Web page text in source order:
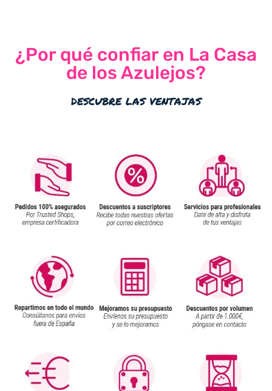
¿Por qué confiar en La Casa
de los Azulejos?
descubre las ventajas